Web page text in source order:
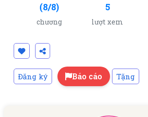
(8/8)
chương
5
lượt xem
Đăng ký Báo cáo Tặng